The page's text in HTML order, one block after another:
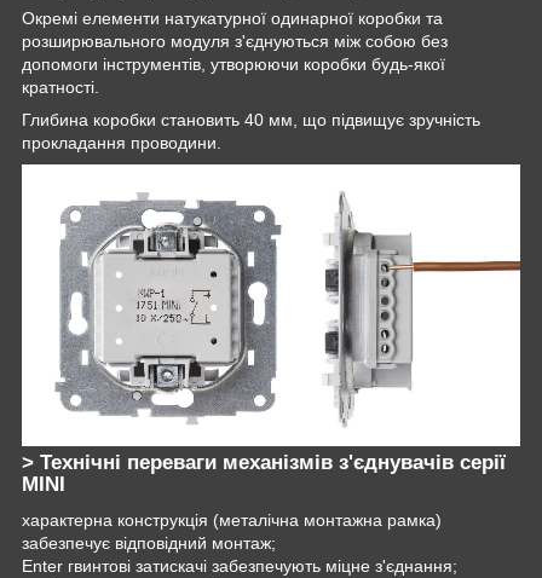
Окремі елементи натукатурної одинарної коробки та
розширювального модуля з'єднуються між собою без
допомоги інструментів, утворюючи коробки будь-якої
кратності.
Глибина коробки становить 40 мм, що підвищує зручність
прокладання проводини.
> Технічні переваги механізмів з'єднувачів серії
MINI
характерна конструкція (металічна монтажна рамка)
забезпечує відповідний монтаж;
Enter гвинтові затискачі забезпечують міцне з'єднання;